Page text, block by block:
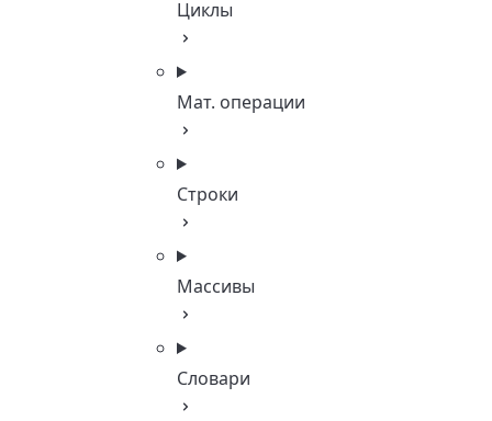
Циклы
Мат. операции
Строки
Массивы
Словари